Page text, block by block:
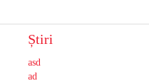
Știri
asd
ad